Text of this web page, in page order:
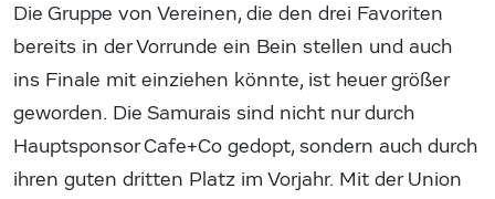
Die Gruppe von Vereinen, die den drei Favoriten
bereits in der Vorrunde ein Bein stellen und auch
ins Finale mit einziehen könnte, ist heuer größer
geworden. Die Samurais sind nicht nur durch
Hauptsponsor Cafe+Co gedopt, sondern auch durch
ihren guten dritten Platz im Vorjahr. Mit der Union